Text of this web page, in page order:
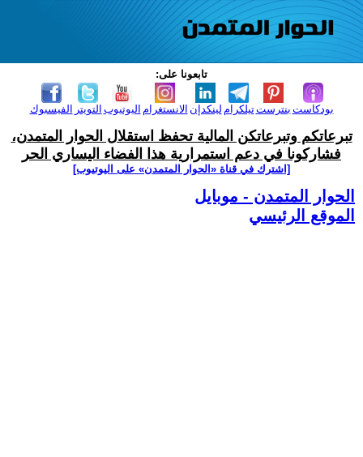
تابعونا على:
الفيسبوك التويتر اليوتيوب الانستغرام لينكدإن تيلكرامبنترست بودكاست
تبرعاتكم وتبرعاتكن المالية تحفظ استقلال الحوار المتمدن،
فشاركونا في دعم استمرارية هذا الفضاء اليساري الحر
[اشترك في قناة ‫«الحوار المتمدن» على اليوتيوب]
الحوار المتمدن - موبايل
الموقع الرئيسي